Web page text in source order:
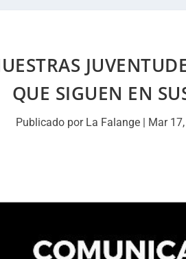
QUE SIGUEN EN
Publicado por La Falange| Mar